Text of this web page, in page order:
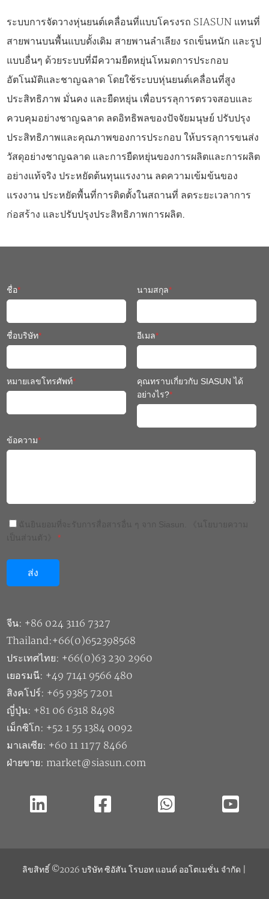
ระบบการจัดวางหุ่นยนต์เคลื่อนที่แบบโครงรถ SIASUN แทนที่
สายพานบนพื้นแบบดั้งเดิม สายพานลำเลียง รถเข็นหนัก และรูป
แบบอื่นๆ ด้วยระบบที่มีความยืดหยุ่นโหมดการประกอบ
อัตโนมัติและชาญฉลาด โดยใช้ระบบหุ่นยนต์เคลื่อนที่สูง
ประสิทธิภาพ มั่นคง และยืดหยุ่น เพื่อบรรลุการตรวจสอบและ
ควบคุมอย่างชาญฉลาด ลดอิทธิพลของปัจจัยมนุษย์ ปรับปรุง
ประสิทธิภาพและคุณภาพของการประกอบ ให้บรรลุการขนส่ง
วัสดุอย่างชาญฉลาด และการยืดหยุ่นของการผลิตและการผลิต
อย่างแท้จริง ประหยัดต้นทุนแรงงาน ลดความเข้มข้นของ
แรงงาน ประหยัดพื้นที่การติดตั้งในสถานที่ ลดระยะเวลาการ
ก่อสร้าง และปรับปรุงประสิทธิภาพการผลิต.
ชื่อ* นามสกุล*
ชื่อบริษัท* อีเมล*
หมายเลขโทรศัพท์*
คุณทราบเกี่ยวกับ SIASUN ได้
อย่างไร?*
ข้อความ*
*
จีน: +86 024 3116 7327
Thailand:+66(0)652398568
ประเทศไทย: +66(0)63 230 2960
เยอรมนี: +49 7141 9566 480
สิงคโปร์: +65 9385 7201
ญี่ปุ่น: +81 06 6318 8498
เม็กซิโก: +52 1 55 1384 0092
มาเลเซีย: +60 11 1177 8466
ฝ่ายขาย: market@siasun.com
ลิขสิทธิ์ ©2026 บริษัท ซิอัสัน โรบอท แอนด์ ออโตเมชั่น จำกัด |